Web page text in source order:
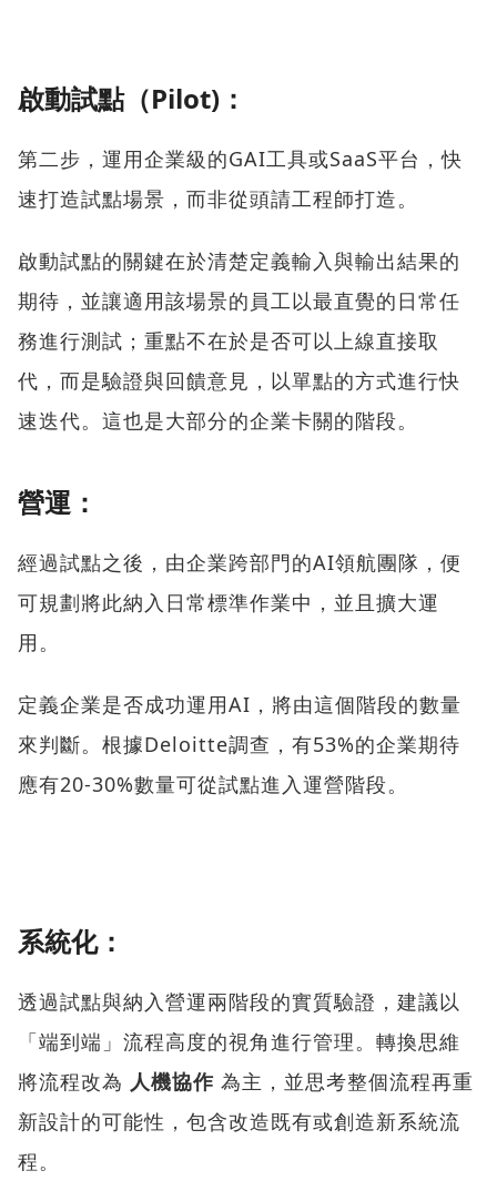
啟動試點（Pilot)：
第二步，運用企業級的GAI工具或SaaS平台，快
速打造試點場景，而非從頭請工程師打造。
啟動試點的關鍵在於清楚定義輸入與輸出結果的
期待，並讓適用該場景的員工以最直覺的日常任
務進行測試；重點不在於是否可以上線直接取
代，而是驗證與回饋意見，以單點的方式進行快
速迭代。這也是大部分的企業卡關的階段。
營運：
經過試點之後，由企業跨部門的AI領航團隊，便
可規劃將此納入日常標準作業中，並且擴大運
用。
定義企業是否成功運用AI，將由這個階段的數量
來判斷。根據Deloitte調查，有53%的企業期待
應有20-30%數量可從試點進入運營階段。
系統化：
透過試點與納入營運兩階段的實質驗證，建議以
「端到端」流程高度的視角進行管理。轉換思維
將流程改為 人機協作 為主，並思考整個流程再重
新設計的可能性，包含改造既有或創造新系統流
程。